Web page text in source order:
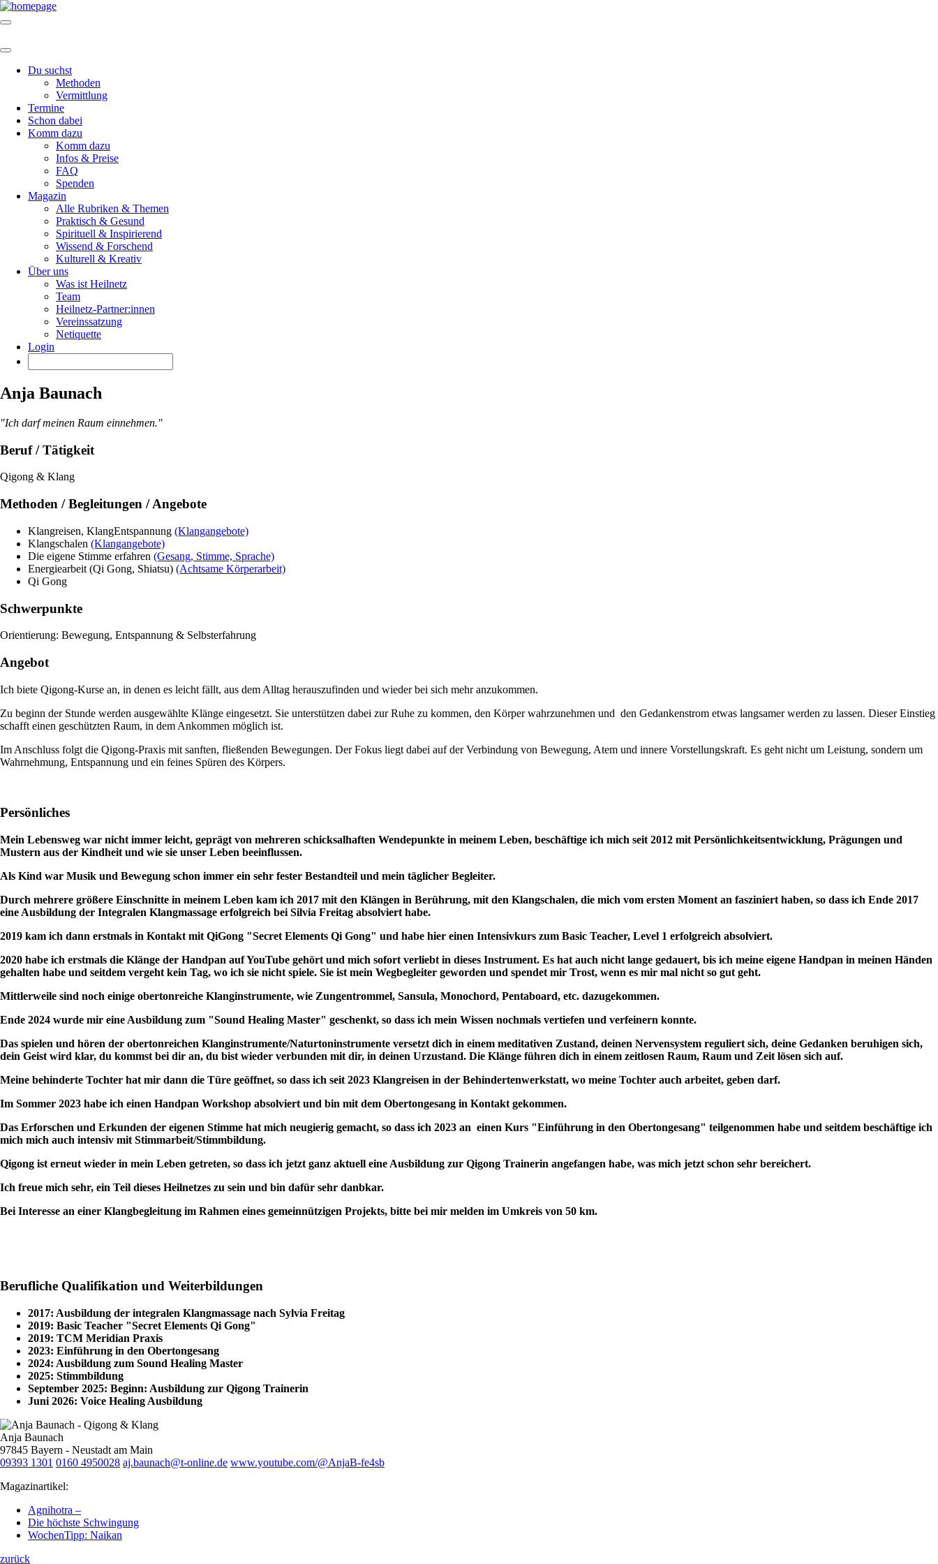
Du suchst
Methoden
Vermittlung
Termine
Schon dabei
Komm dazu
Komm dazu
Infos & Preise
FAQ
Spenden
Magazin
Alle Rubriken & Themen
Praktisch & Gesund
Spirituell & Inspirierend
Wissend & Forschend
Kulturell & Kreativ
Über uns
Was ist Heilnetz
Team
Heilnetz-Partner:innen
Vereinssatzung
Netiquette
Login
Anja Baunach
"Ich darf meinen Raum einnehmen."
Beruf / Tätigkeit
Qigong & Klang
Methoden / Begleitungen / Angebote
Klangreisen, KlangEntspannung (Klangangebote)
Klangschalen (Klangangebote)
Die eigene Stimme erfahren (Gesang, Stimme, Sprache)
Energiearbeit (Qi Gong, Shiatsu) (Achtsame Körperarbeit)
Qi Gong
Schwerpunkte
Orientierung: Bewegung, Entspannung & Selbsterfahrung
Angebot
Ich biete Qigong-Kurse an, in denen es leicht fällt, aus dem Alltag herauszufinden und wieder bei sich mehr anzukommen.
Zu beginn der Stunde werden ausgewählte Klänge eingesetzt. Sie unterstützen dabei zur Ruhe zu kommen, den Körper wahrzunehmen und den Gedankenstrom etwas langsamer werden zu lassen. Dieser Einstieg
schafft einen geschützten Raum, in dem Ankommen möglich ist.
Im Anschluss folgt die Qigong-Praxis mit sanften, fließenden Bewegungen. Der Fokus liegt dabei auf der Verbindung von Bewegung, Atem und innere Vorstellungskraft. Es geht nicht um Leistung, sondern um
Wahrnehmung, Entspannung und ein feines Spüren des Körpers.
Persönliches
Mein Lebensweg war nicht immer leicht, geprägt von mehreren schicksalhaften Wendepunkte in meinem Leben, beschäftige ich mich seit 2012 mit Persönlichkeitsentwicklung, Prägungen und
Mustern aus der Kindheit und wie sie unser Leben beeinflussen.
Als Kind war Musik und Bewegung schon immer ein sehr fester Bestandteil und mein täglicher Begleiter.
Durch mehrere größere Einschnitte in meinem Leben kam ich 2017 mit den Klängen in Berührung, mit den Klangschalen, die mich vom ersten Moment an fasziniert haben, so dass ich Ende 2017
eine Ausbildung der Integralen Klangmassage erfolgreich bei Silvia Freitag absolviert habe.
2019 kam ich dann erstmals in Kontakt mit QiGong "Secret Elements Qi Gong" und habe hier einen Intensivkurs zum Basic Teacher, Level 1 erfolgreich absolviert.
2020 habe ich erstmals die Klänge der Handpan auf YouTube gehört und mich sofort verliebt in dieses Instrument. Es hat auch nicht lange gedauert, bis ich meine eigene Handpan in meinen Händen
gehalten habe und seitdem vergeht kein Tag, wo ich sie nicht spiele. Sie ist mein Wegbegleiter geworden und spendet mir Trost, wenn es mir mal nicht so gut geht.
Mittlerweile sind noch einige obertonreiche Klanginstrumente, wie Zungentrommel, Sansula, Monochord, Pentaboard, etc. dazugekommen.
Ende 2024 wurde mir eine Ausbildung zum "Sound Healing Master" geschenkt, so dass ich mein Wissen nochmals vertiefen und verfeinern konnte.
Das spielen und hören der obertonreichen Klanginstrumente/Naturtoninstrumente versetzt dich in einem meditativen Zustand, deinen Nervensystem reguliert sich, deine Gedanken beruhigen sich,
dein Geist wird klar, du kommst bei dir an, du bist wieder verbunden mit dir, in deinen Urzustand. Die Klänge führen dich in einem zeitlosen Raum, Raum und Zeit lösen sich auf.
Meine behinderte Tochter hat mir dann die Türe geöffnet, so dass ich seit 2023 Klangreisen in der Behindertenwerkstatt, wo meine Tochter auch arbeitet, geben darf.
Im Sommer 2023 habe ich einen Handpan Workshop absolviert und bin mit dem Obertongesang in Kontakt gekommen.
Das Erforschen und Erkunden der eigenen Stimme hat mich neugierig gemacht, so dass ich 2023 an einen Kurs "Einführung in den Obertongesang" teilgenommen habe und seitdem beschäftige ich
mich mich auch intensiv mit Stimmarbeit/Stimmbildung.
Qigong ist erneut wieder in mein Leben getreten, so dass ich jetzt ganz aktuell eine Ausbildung zur Qigong Trainerin angefangen habe, was mich jetzt schon sehr bereichert.
Ich freue mich sehr, ein Teil dieses Heilnetzes zu sein und bin dafür sehr danbkar.
Bei Interesse an einer Klangbegleitung im Rahmen eines gemeinnützigen Projekts, bitte bei mir melden im Umkreis von 50 km.
Berufliche Qualifikation und Weiterbildungen
2017: Ausbildung der integralen Klangmassage nach Sylvia Freitag
2019: Basic Teacher "Secret Elements Qi Gong"
2019: TCM Meridian Praxis
2023: Einführung in den Obertongesang
2024: Ausbildung zum Sound Healing Master
2025: Stimmbildung
September 2025: Beginn: Ausbildung zur Qigong Trainerin
Juni 2026: Voice Healing Ausbildung
Anja Baunach
97845 Bayern - Neustadt am Main
09393 1301 0160 4950028 aj.baunach@t-online.de www.youtube.com/@AnjaB-fe4sb
Magazinartikel:
Agnihotra –
Die höchste Schwingung
WochenTipp: Naikan
zurück